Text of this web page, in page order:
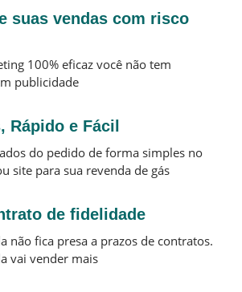
suas vendas com risco
100% eficaz você não tem
publicidade
Rápido e Fácil
do pedido de forma simples no
site para sua revenda de gás
de fidelidade
não fica presa a prazos de contratos.
vai vender mais